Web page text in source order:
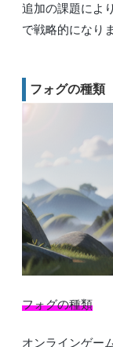
追加の課題によ
で戦略的になり
フォグの種類
フォグの種類
オンラインゲー